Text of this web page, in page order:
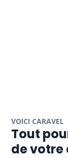
VOICI CARAVEL
Tout
de votre